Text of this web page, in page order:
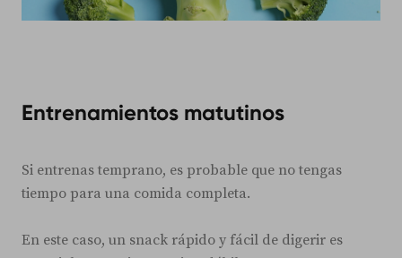
Entrenamientos matutinos
Si entrenas temprano, es probable que no tengas
tiempo para una comida completa.
En este caso, un snack rápido y fácil de digerir es